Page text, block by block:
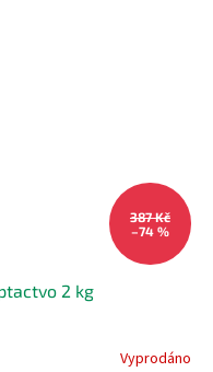
387 Kč
–74 %
2 kg
Vyprodáno